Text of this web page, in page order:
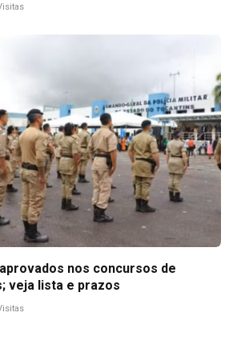
nos concursos de
veja lista e prazos